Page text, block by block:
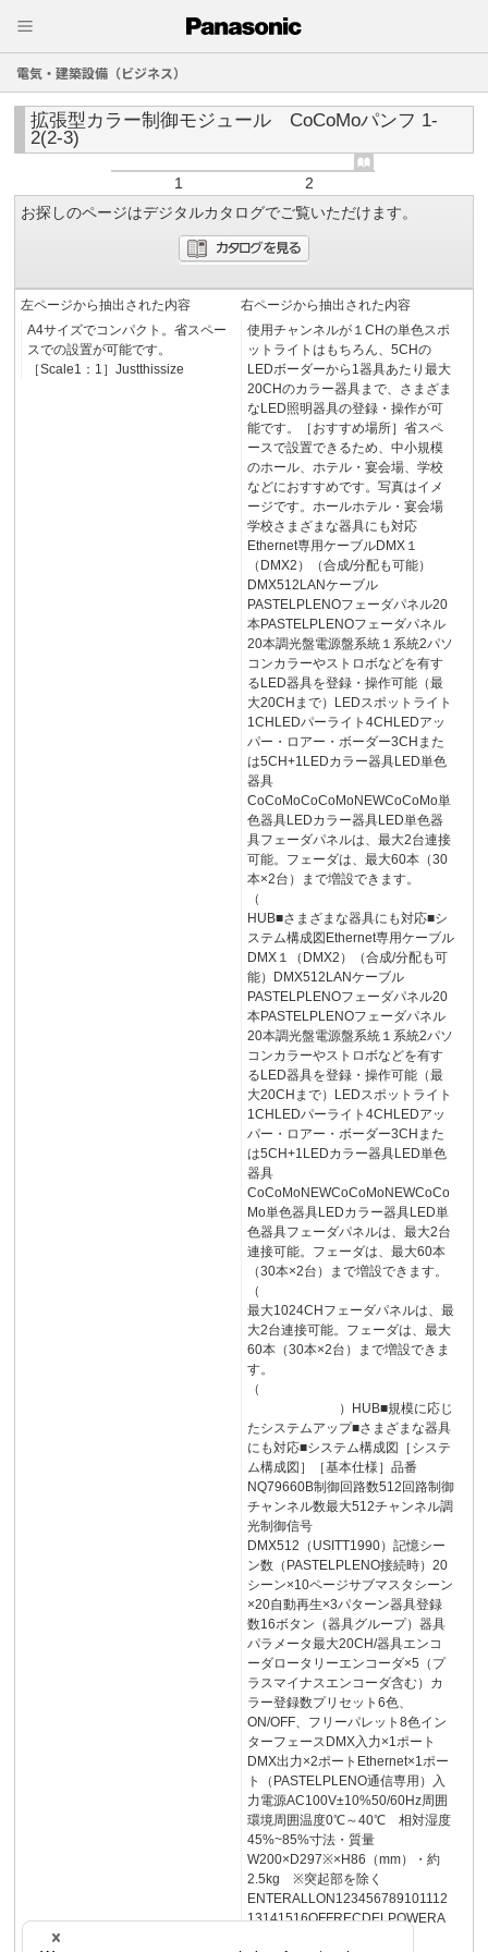
電気・建築設備（ビジネス）
拡張型カラー制御モジュール CoCoMoパンフ 1-
2(2-3)
1
2
お探しのページはデジタルカタログでご覧いただけます。
左ページから抽出された内容
A4サイズでコンパクト。省スペー
スでの設置が可能です。
［Scale1：1］Justthissize
右ページから抽出された内容
使用チャンネルが１CHの単色スポ
ットライトはもちろん、5CHの
LEDボーダーから1器具あたり最大
20CHのカラー器具まで、さまざま
なLED照明器具の登録・操作が可
能です。［おすすめ場所］省スペ
ースで設置できるため、中小規模
のホール、ホテル・宴会場、学校
などにおすすめです。写真はイメ
ージです。ホールホテル・宴会場
学校さまざまな器具にも対応
Ethernet専用ケーブルDMX１
（DMX2）（合成/分配も可能）
DMX512LANケーブル
PASTELPLENOフェーダパネル20
本PASTELPLENOフェーダパネル
20本調光盤電源盤系統１系統2パソ
コンカラーやストロボなどを有す
るLED器具を登録・操作可能（最
大20CHまで）LEDスポットライト
1CHLEDパーライト4CHLEDアッ
パー・ロアー・ボーダー3CHまた
は5CH+1LEDカラー器具LED単色
器具
CoCoMoCoCoMoNEWCoCoMo単
色器具LEDカラー器具LED単色器
具フェーダパネルは、最大2台連接
可能。フェーダは、最大60本（30
本×2台）まで増設できます。
（
HUB■さまざまな器具にも対応■シ
ステム構成図Ethernet専用ケーブル
DMX１（DMX2）（合成/分配も可
能）DMX512LANケーブル
PASTELPLENOフェーダパネル20
本PASTELPLENOフェーダパネル
20本調光盤電源盤系統１系統2パソ
コンカラーやストロボなどを有す
るLED器具を登録・操作可能（最
大20CHまで）LEDスポットライト
1CHLEDパーライト4CHLEDアッ
パー・ロアー・ボーダー3CHまた
は5CH+1LEDカラー器具LED単色
器具
CoCoMoNEWCoCoMoNEWCoCo
Mo単色器具LEDカラー器具LED単
色器具フェーダパネルは、最大2台
連接可能。フェーダは、最大60本
（30本×2台）まで増設できます。
（
最大1024CHフェーダパネルは、最
大2台連接可能。フェーダは、最大
60本（30本×2台）まで増設できま
す。
（
）HUB■規模に応じ
たシステムアップ■さまざまな器具
にも対応■システム構成図［システ
ム構成図］［基本仕様］品番
NQ79660B制御回路数512回路制御
チャンネル数最大512チャンネル調
光制御信号
DMX512（USITT1990）記憶シー
ン数（PASTELPLENO接続時）20
シーン×10ページサブマスタシーン
×20自動再生×3パターン器具登録
数16ボタン（器具グループ）器具
パラメータ最大20CH/器具エンコ
ーダロータリーエンコーダ×5（プ
ラスマイナスエンコーダ含む）カ
ラー登録数プリセット6色、
ON/OFF、フリーパレット8色イン
ターフェースDMX入力×1ポート
DMX出力×2ポートEthernet×1ポー
ト（PASTELPLENO通信専用）入
力電源AC100V±10%50/60Hz周囲
環境周囲温度0℃～40℃ 相対湿度
45%~85%寸法・質量
W200×D297※×H86（mm）・約
2.5kg ※突起部を除く
ENTERALLON123456789101112
13141516OFFRECDELPOWERA